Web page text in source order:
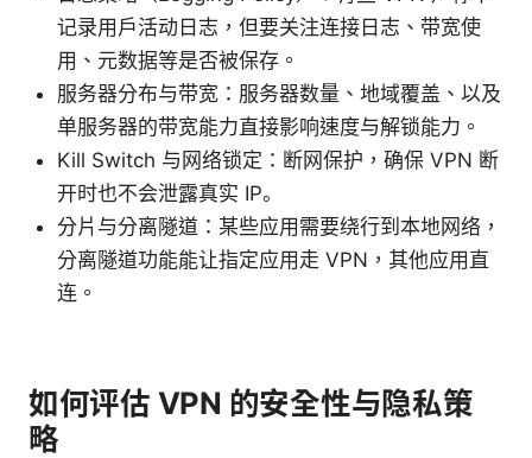
记录用户活动日志，但要关注连接日志、带宽使
用、元数据等是否被保存。
服务器分布与带宽：服务器数量、地域覆盖、以及
单服务器的带宽能力直接影响速度与解锁能力。
Kill Switch 与网络锁定：断网保护，确保 VPN 断
开时也不会泄露真实 IP。
分片与分离隧道：某些应用需要绕行到本地网络，
分离隧道功能能让指定应用走 VPN，其他应用直
连。
如何评估 VPN 的安全性与隐私策
略